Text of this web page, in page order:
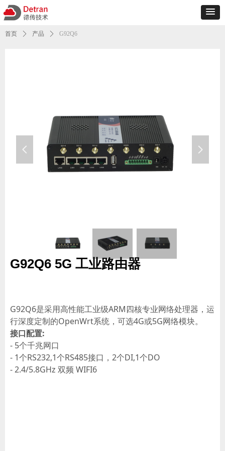
넳 넲
G92Q6 5G 工业路由器
G92Q6是采用高性能工业级ARM四核专业网络处理器，运
行深度定制的OpenWrt系统，可选4G或5G网络模块。
接口配置:
- 5个千兆网口
- 1个RS232,1个RS485接口，2个DI,1个DO
- 2.4/5.8GHz 双频 WIFI6
首页 ꄲ 产品 ꄲ G92Q6